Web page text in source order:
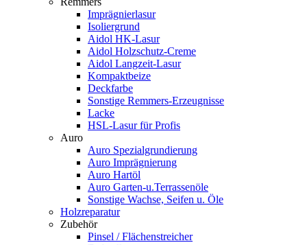
Imprägnierlasur
Isoliergrund
Aidol HK-Lasur
Aidol Holzschutz-Creme
Aidol Langzeit-Lasur
Kompaktbeize
Deckfarbe
Sonstige Remmers-Erzeugnisse
Lacke
HSL-Lasur für Profis
Auro
Auro Spezialgrundierung
Auro Imprägnierung
Auro Hartöl
Auro Garten-u.Terrassenöle
Sonstige Wachse, Seifen u. Öle
Holzreparatur
Zubehör
Pinsel / Flächenstreicher